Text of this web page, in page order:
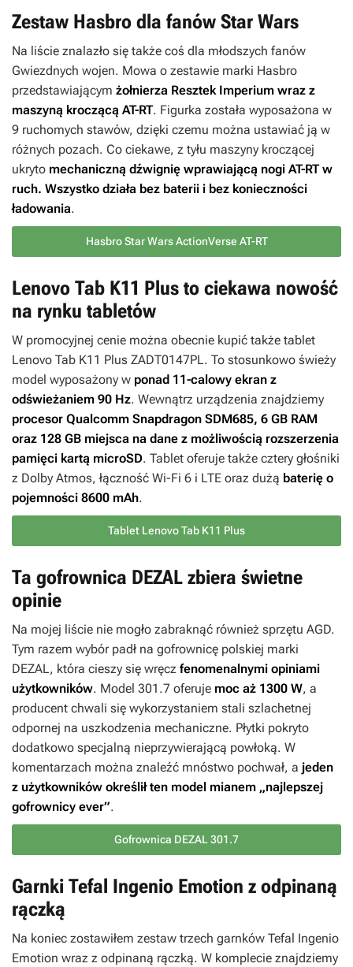
Zestaw Hasbro dla fanów Star Wars
Na liście znalazło się także coś dla młodszych fanów
Gwiezdnych wojen. Mowa o zestawie marki Hasbro
przedstawiającym żołnierza Resztek Imperium wraz z
maszyną kroczącą AT-RT. Figurka została wyposażona w
9 ruchomych stawów, dzięki czemu można ustawiać ją w
różnych pozach. Co ciekawe, z tyłu maszyny kroczącej
ukryto mechaniczną dźwignię wprawiającą nogi AT-RT w
ruch. Wszystko działa bez baterii i bez konieczności
ładowania.
Hasbro Star Wars ActionVerse AT-RT
Lenovo Tab K11 Plus to ciekawa nowość
na rynku tabletów
W promocyjnej cenie można obecnie kupić także tablet
Lenovo Tab K11 Plus ZADT0147PL. To stosunkowo świeży
model wyposażony w ponad 11-calowy ekran z
odświeżaniem 90 Hz. Wewnątrz urządzenia znajdziemy
procesor Qualcomm Snapdragon SDM685, 6 GB RAM
oraz 128 GB miejsca na dane z możliwością rozszerzenia
pamięci kartą microSD. Tablet oferuje także cztery głośniki
z Dolby Atmos, łączność Wi-Fi 6 i LTE oraz dużą baterię o
pojemności 8600 mAh.
Tablet Lenovo Tab K11 Plus
Ta gofrownica DEZAL zbiera świetne
opinie
Na mojej liście nie mogło zabraknąć również sprzętu AGD.
Tym razem wybór padł na gofrownicę polskiej marki
DEZAL, która cieszy się wręcz fenomenalnymi opiniami
użytkowników. Model 301.7 oferuje moc aż 1300 W, a
producent chwali się wykorzystaniem stali szlachetnej
odpornej na uszkodzenia mechaniczne. Płytki pokryto
dodatkowo specjalną nieprzywierającą powłoką. W
komentarzach można znaleźć mnóstwo pochwał, a jeden
z użytkowników określił ten model mianem „najlepszej
gofrownicy ever”.
Gofrownica DEZAL 301.7
Garnki Tefal Ingenio Emotion z odpinaną
rączką
Na koniec zostawiłem zestaw trzech garnków Tefal Ingenio
Emotion wraz z odpinaną rączką. W komplecie znajdziemy